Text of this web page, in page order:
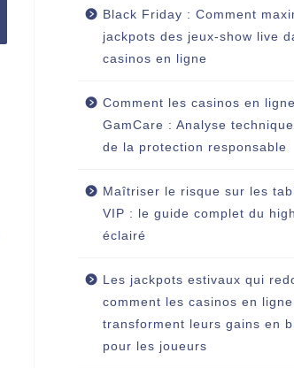
Black Friday : Comment
jackpots des jeux‑show live
casinos en ligne
Comment les casinos en
GamCare : Analyse
de la protection responsable
Maîtriser le risque sur les
VIP : le guide complet du
éclairé
Les jackpots estivaux qui
comment les casinos en ligne
transforment leurs gains en
pour les joueurs